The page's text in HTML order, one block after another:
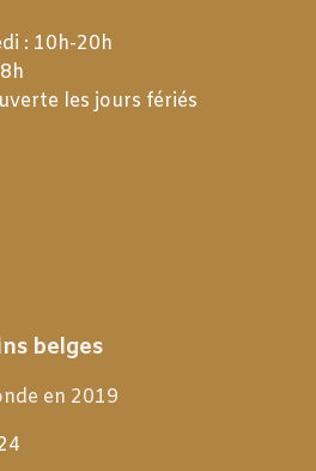
: 10h-20h
les jours fériés
belges
en 2019